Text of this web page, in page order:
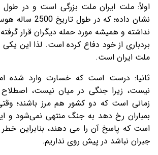
اولاً: ملت ایران ملت بزرگی است و در طول
نشان داده؛ که در
نداشته و همیشه مورد حمله دیگران قرار
بردباری از خود دفاع کرده است. لذا این
ملت ایران است.
ثانیا: درست است که خسارت وارد شده
نیست، زیرا جنگی در میان نیست،
زمانی است که دو کشور هم مرز باشند؛
بمباران رخ دهد به جنگ منتهی نمی‌شود و
است که پاسخ آن را می دهند، بنابراین
جبران نباشد در پیش روی نداریم.